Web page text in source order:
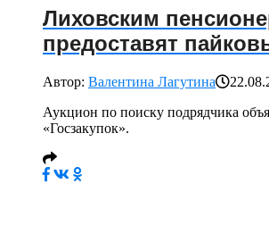
Лиховским
предоставят
Автор: Валентина Лагутина
Аукцион по поиску подрядчика
«Госзакупок».